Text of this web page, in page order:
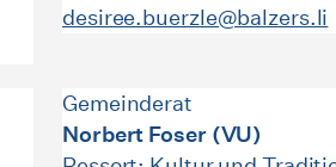
desiree.buerzle@balzers.li
Gemeinderat
Norbert Foser (VU)